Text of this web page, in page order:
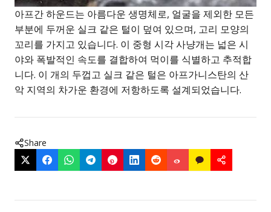
아프간 하운드는 아름다운 생명체로, 얼굴을 제외한 모든
부분에 두꺼운 실크 같은 털이 덮여 있으며, 고리 모양의
꼬리를 가지고 있습니다. 이 중형 시각 사냥개는 넓은 시
야와 폭발적인 속도를 결합하여 먹이를 식별하고 추적합
니다. 이 개의 두껍고 실크 같은 털은 아프가니스탄의 산
악 지역의 차가운 환경에 저항하도록 설계되었습니다.
Share